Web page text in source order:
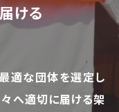
ける
適な団体を選定し
へ適切に届ける架